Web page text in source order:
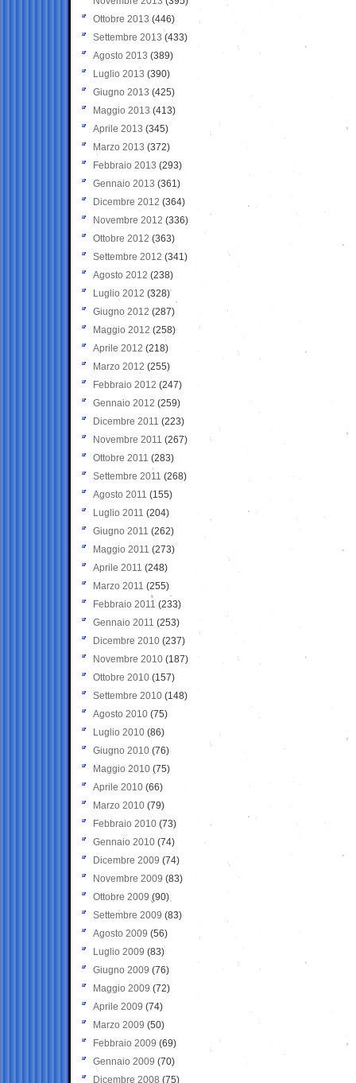
Ottobre 2013 (446)
Settembre 2013 (433)
Agosto 2013 (389)
Luglio 2013 (390)
Giugno 2013 (425)
Maggio 2013 (413)
Aprile 2013 (345)
Marzo 2013 (372)
Febbraio 2013 (293)
Gennaio 2013 (361)
Dicembre 2012 (364)
Novembre 2012 (336)
Ottobre 2012 (363)
Settembre 2012 (341)
Agosto 2012 (238)
Luglio 2012 (328)
Giugno 2012 (287)
Maggio 2012 (258)
Aprile 2012 (218)
Marzo 2012 (255)
Febbraio 2012 (247)
Gennaio 2012 (259)
Dicembre 2011 (223)
Novembre 2011 (267)
Ottobre 2011 (283)
Settembre 2011 (268)
Agosto 2011 (155)
Luglio 2011 (204)
Giugno 2011 (262)
Maggio 2011 (273)
Aprile 2011 (248)
Marzo 2011 (255)
Febbraio 2011 (233)
Gennaio 2011 (253)
Dicembre 2010 (237)
Novembre 2010 (187)
Ottobre 2010 (157)
Settembre 2010 (148)
Agosto 2010 (75)
Luglio 2010 (86)
Giugno 2010 (76)
Maggio 2010 (75)
Aprile 2010 (66)
Marzo 2010 (79)
Febbraio 2010 (73)
Gennaio 2010 (74)
Dicembre 2009 (74)
Novembre 2009 (83)
Ottobre 2009 (90)
Settembre 2009 (83)
Agosto 2009 (56)
Luglio 2009 (83)
Giugno 2009 (76)
Maggio 2009 (72)
Aprile 2009 (74)
Marzo 2009 (50)
Febbraio 2009 (69)
Gennaio 2009 (70)
Dicembre 2008 (75)